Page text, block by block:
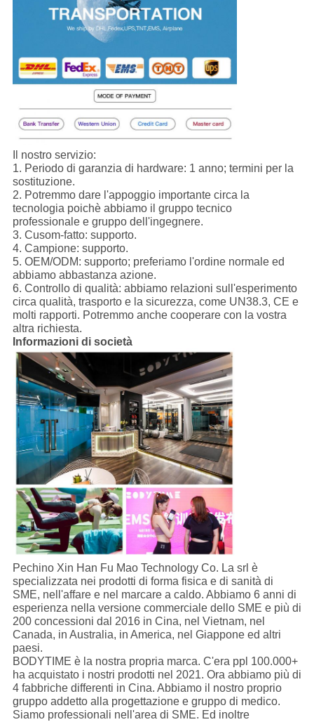
Il nostro servizio:
1. Periodo di garanzia di hardware: 1 anno; termini per la
sostituzione.
2. Potremmo dare l'appoggio importante circa la
tecnologia poichè abbiamo il gruppo tecnico
professionale e gruppo dell'ingegnere.
3. Cusom-fatto: supporto.
4. Campione: supporto.
5. OEM/ODM: supporto; preferiamo l'ordine normale ed
abbiamo abbastanza azione.
6. Controllo di qualità: abbiamo relazioni sull'esperimento
circa qualità, trasporto e la sicurezza, come UN38.3, CE e
molti rapporti. Potremmo anche cooperare con la vostra
altra richiesta.
Informazioni di società
Pechino Xin Han Fu Mao Technology Co. La srl è
specializzata nei prodotti di forma fisica e di sanità di
SME, nell'affare e nel marcare a caldo. Abbiamo 6 anni di
esperienza nella versione commerciale dello SME e più di
200 concessioni dal 2016 in Cina, nel Vietnam, nel
Canada, in Australia, in America, nel Giappone ed altri
paesi.
BODYTIME è la nostra propria marca. C'era ppl 100.000+
ha acquistato i nostri prodotti nel 2021. Ora abbiamo più di
4 fabbriche differenti in Cina. Abbiamo il nostro proprio
gruppo addetto alla progettazione e gruppo di medico.
Siamo professionali nell'area di SME. Ed inoltre